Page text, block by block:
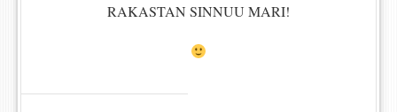
RAKASTAN SINNUU MARI!